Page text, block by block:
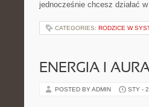
jednocześnie chcesz działać
CATEGORIES: RODZICE W
ENERGIA I
POSTED BY ADMIN STY -